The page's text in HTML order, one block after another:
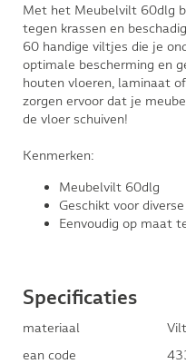
Met het Meubelvilt 60dlg
tegen krassen en
60 handige viltjes die je
optimale bescherming en
houten vloeren, laminaat
zorgen ervoor dat je
de vloer schuiven!
Kenmerken:
Meubelvilt 60dlg
Geschikt voor
Eenvoudig op maat
Specificaties
materiaal
Vilt
ean code